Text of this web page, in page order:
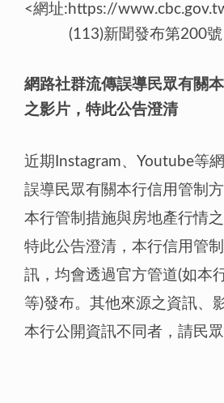
<網址:https://
(113)新聞發布第200號
網路社群流傳誤導民眾有關
之影片，特此公告澄清
近期Instagram、Youtube等
誤導民眾有關本行信用管制
本行管制措施與房地產行情
特此公告澄清，本行信用管
訊，均會透過官方管道(如本
等)發布。其他來源之資訊、
本行公開資訊不同者，請民眾